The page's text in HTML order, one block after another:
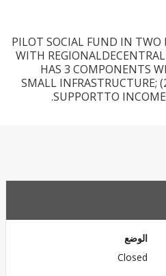
PILOT SOCIAL FUND
WITH
HAS 3
SMALL
SUPPORTTO